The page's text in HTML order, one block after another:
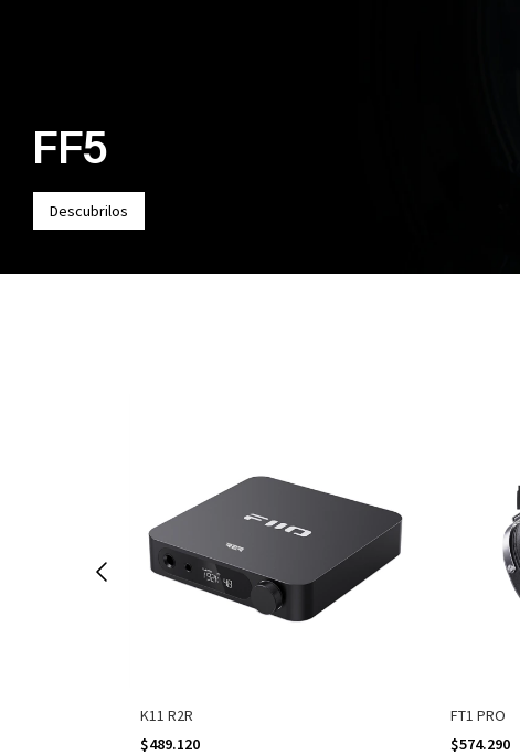
FF5
Descubrilos
K11 R2R
$489.120
FT1 PRO
$574.290